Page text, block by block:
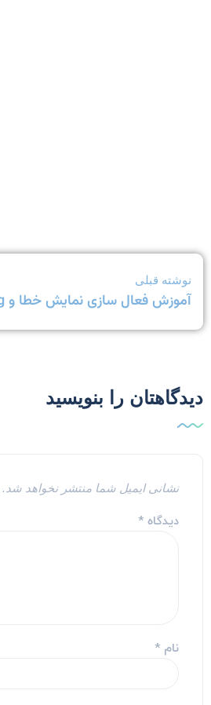
نوشته قبلی
آموزش فعال سازی نمایش خطا و error_log در کد PHP از طریق .htaccess
دیدگاهتان را بنویسید
نشانی ایمیل شما منتشر نخواهد شد.
دیدگاه*
نام *